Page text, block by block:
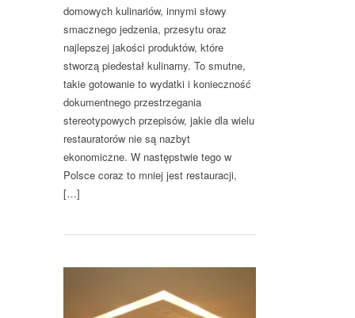
domowych kulinariów, innymi słowy
smacznego jedzenia, przesytu oraz
najlepszej jakości produktów, które
stworzą piedestał kulinarny. To smutne,
takie gotowanie to wydatki i konieczność
dokumentnego przestrzegania
stereotypowych przepisów, jakie dla wielu
restauratorów nie są nazbyt
ekonomiczne. W następstwie tego w
Polsce coraz to mniej jest restauracji,
[…]